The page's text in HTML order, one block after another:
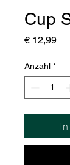
Cup
€ 12,99
Anzahl *